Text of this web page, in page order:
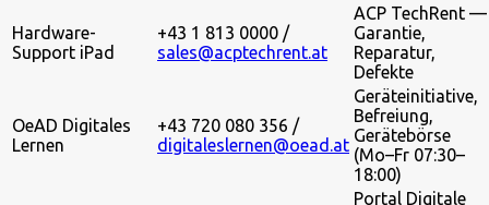
Hardware-
Support iPad
+43 1 813 0000 /
sales@acptechrent.at
ACP TechRent —
Garantie,
Reparatur,
Defekte
OeAD Digitales
Lernen
+43 720 080 356 /
digitaleslernen@oead.at
Geräteinitiative,
Befreiung,
Gerätebörse
(Mo–Fr 07:30–
18:00)
Portal Digitale